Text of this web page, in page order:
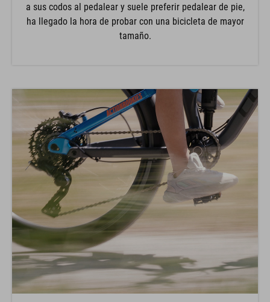
a sus codos al pedalear y suele preferir pedalear de pie,
ha llegado la hora de probar con una bicicleta de mayor
tamaño.